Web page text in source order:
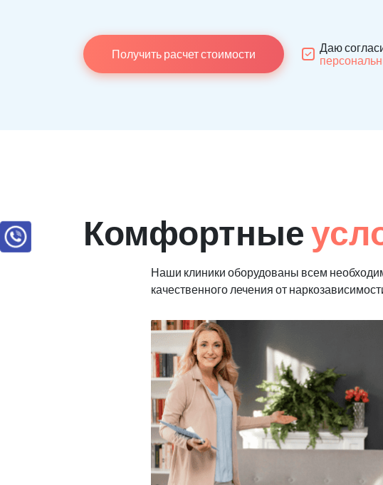
Получить расчет стоимости
Даю
Комфортные
Наши клиники оборудованы всем
качественного лечения от